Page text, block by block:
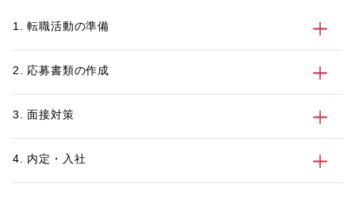
て、業界の特徴や主な仕事内容、不動産業
します。
1. 転職活動の準備
2. 応募書類の作成
3. 面接対策
4. 内定・入社